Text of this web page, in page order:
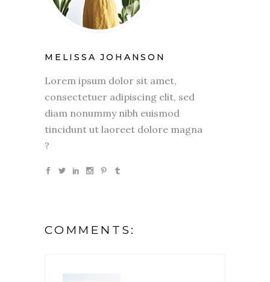
MELISSA JOHANSON
Lorem ipsum dolor sit amet,
consectetuer adipiscing elit, sed
diam nonummy nibh euismod
tincidunt ut laoreet dolore magna
?
COMMENTS: